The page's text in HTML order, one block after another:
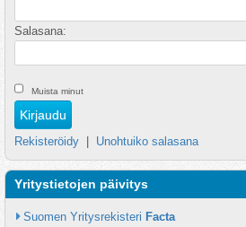
Salasana:
Muista minut
Rekisteröidy Unohtuiko salasana
Yritystietojen päivitys
Suomen Yritysrekisteri Facta